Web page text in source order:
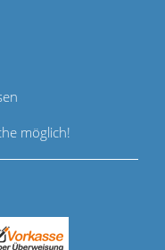
möglich!